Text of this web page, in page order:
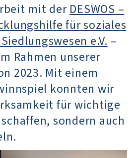
mit derDESWOS –
für soziales
e.V.–
Rahmen unserer
2023. Mit einem
konnten wir
für wichtige
sondern auch